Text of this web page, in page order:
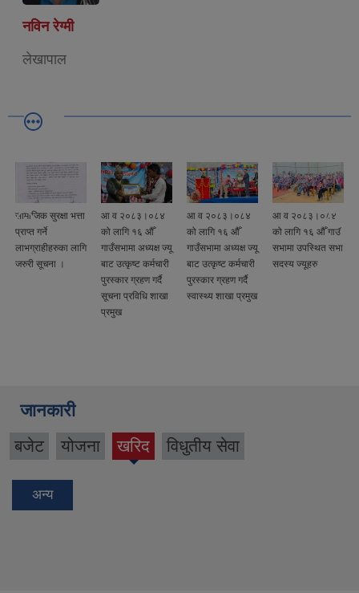
नविन रेग्मी
लेखापाल
सामाजिक सुरक्षा भत्ता
प्राप्त गर्ने
लाभग्राहीहरुका लागि
जरुरी सूचना ।
आ व २०८३।०८४
को लागि १६ औँ
गाउँसभामा अध्यक्ष ज्यू
बाट उत्कृष्ट कर्मचारी
पुरस्कार ग्रहण गर्दै
सूचना प्रविधि शाखा
प्रमुख
आ व २०८३।०८४
को लागि १६ औँ
गाउँसभामा अध्यक्ष ज्यू
बाट उत्कृष्ट कर्मचारी
पुरस्कार ग्रहण गर्दै
स्वास्थ्य शाखा प्रमुख
आ व २०८३।०८४
को लागि १६ औँ गाउँ
सभामा उपस्थित सभा
सदस्य ज्यूहरु
जानकारी
बजेट योजना खरिद
(active
विधुतीय सेवा
अन्य